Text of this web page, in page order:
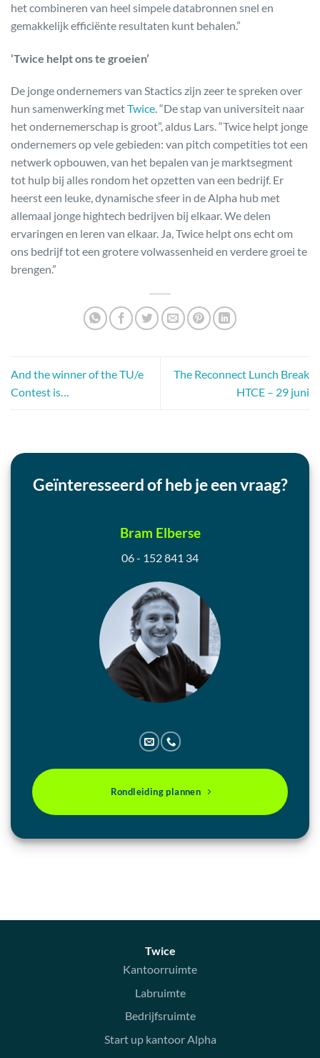
het combineren van heel simpele databronnen snel en
gemakkelijk efficiënte resultaten kunt behalen.”
‘Twice helpt ons te groeien’
De jonge ondernemers van Stactics zijn zeer te spreken over
hun samenwerking metTwice. “De stap van universiteit naar
het ondernemerschap is groot”, aldus Lars. “Twice helpt jonge
ondernemers op vele gebieden: van pitch competities tot een
netwerk opbouwen, van het bepalen van je marktsegment
tot hulp bij alles rondom het opzetten van een bedrijf. Er
heerst een leuke, dynamische sfeer in de Alpha hub met
allemaal jonge hightech bedrijven bij elkaar. We delen
ervaringen en leren van elkaar. Ja, Twice helpt ons echt om
ons bedrijf tot een grotere volwassenheid en verdere groei te
brengen.”
And the winner of the TU/e
Contest is…
The Reconnect Lunch Break
HTCE – 29 juni
Geïnteresseerd of heb je een vraag?
Bram Elberse
06 - 152 841 34
Rondleiding plannen
Twice
Kantoorruimte
Labruimte
Bedrijfsruimte
Start up kantoor Alpha